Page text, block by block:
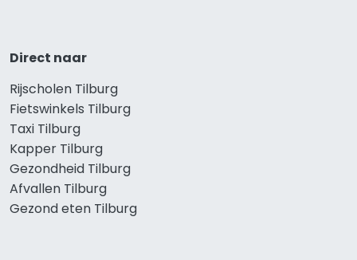
Direct naar
Rijscholen Tilburg
Fietswinkels Tilburg
Taxi Tilburg
Kapper Tilburg
Gezondheid Tilburg
Afvallen Tilburg
Gezond eten Tilburg